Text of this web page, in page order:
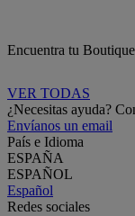
Encuentra tu
VER TODAS
¿Necesitas ayuda?
Envíanos un email
País e Idioma
ESPAÑA
ESPAÑOL
Español
Redes sociales